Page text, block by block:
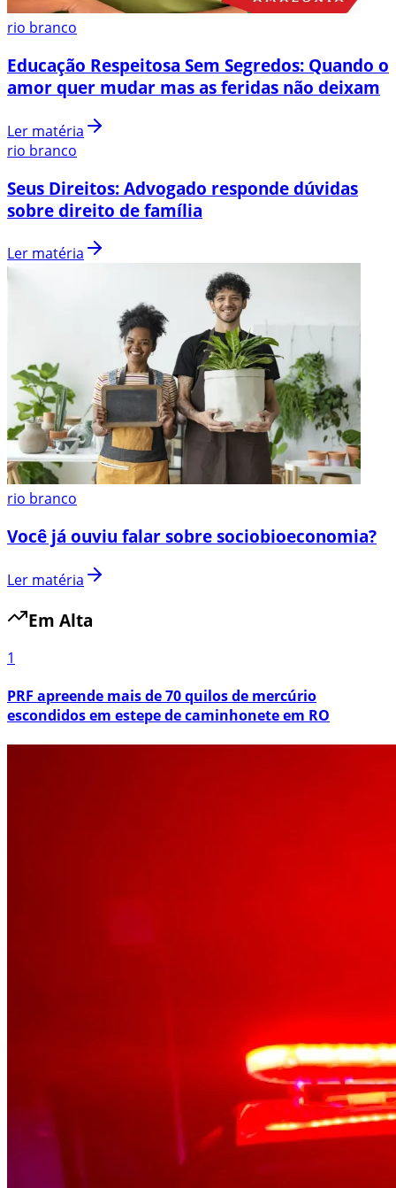
rio branco
Educação Respeitosa Sem Segredos: Quando o
amor quer mudar mas as feridas não deixam
Ler matéria
rio branco
Seus Direitos: Advogado responde dúvidas
sobre direito de família
Ler matéria
rio branco
Você já ouviu falar sobre sociobioeconomia?
Ler matéria
Em Alta
1
PRF apreende mais de 70 quilos de mercúrio
escondidos em estepe de caminhonete em RO